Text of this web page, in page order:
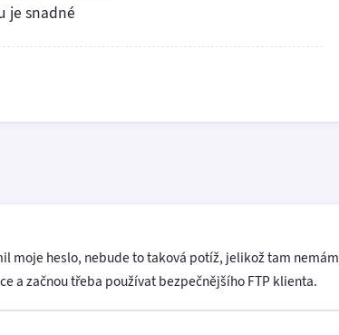
je snadné
moje heslo, nebude to taková potíž, jelikož tam nemám
a začnou třeba používat bezpečnějšího FTP klienta.